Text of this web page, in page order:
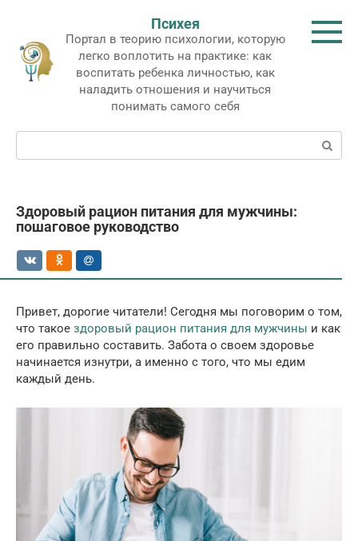
контенту
Психея
Портал в теорию психологии, которую
легко воплотить на практике: как
воспитать ребенка личностью, как
наладить отношения и научиться
понимать самого себя
Поиск:
Здоровый рацион питания для мужчины:
пошаговое руководство
Привет, дорогие читатели! Сегодня мы поговорим о том,
что такое здоровый рацион питания для мужчины и как
его правильно составить. Забота о своем здоровье
начинается изнутри, а именно с того, что мы едим
каждый день.